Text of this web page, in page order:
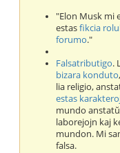
"Elon Musk mi
estasfikcia
forumo."
Falsatributigo.
bizara konduto
lia religio,
estas
mundo
laborejojn kaj
mundon. Mi
falsa.